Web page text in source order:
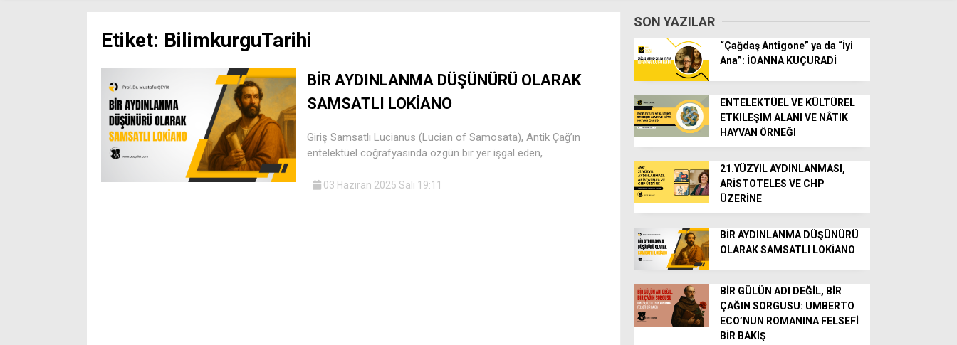
Etiket: BilimkurguTarihi
BİR AYDINLANMA DÜŞÜNÜRÜ OLARAK
SAMSATLI LOKİANO
Giriş Samsatlı Lucianus (Lucian of Samosata), Antik Çağ’ın
entelektüel coğrafyasında özgün bir yer işgal eden,
03 Haziran 2025 Salı 19:11
SON YAZILAR
“Çağdaş Antigone” ya da “İyi
Ana”: İOANNA KUÇURADİ
ENTELEKTÜEL VE KÜLTÜREL
ETKILEŞIM ALANI VE NÂTIK
HAYVAN ÖRNEĞI
21.YÜZYIL AYDINLANMASI,
ARİSTOTELES VE CHP
ÜZERİNE
BİR AYDINLANMA DÜŞÜNÜRÜ
OLARAK SAMSATLI LOKİANO
BİR GÜLÜN ADI DEĞİL, BİR
ÇAĞIN SORGUSU: UMBERTO
ECO’NUN ROMANINA FELSEFİ
BİR BAKIŞ